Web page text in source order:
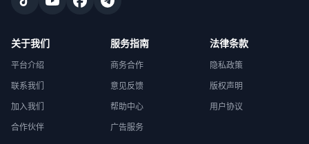
关于我们
平台介绍
联系我们
加入我们
合作伙伴
服务指南
商务合作
意见反馈
帮助中心
广告服务
法律条款
隐私政策
版权声明
用户协议